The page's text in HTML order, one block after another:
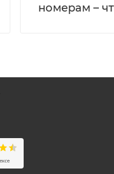
номерам –